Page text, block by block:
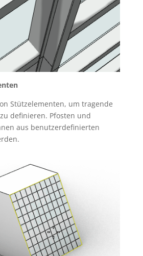
Stützelementen, um tragende
definieren. Pfosten und
aus benutzerdefinierten